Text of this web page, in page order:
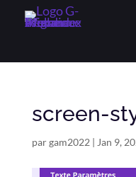
screen-
pargam2022 | Jan 9,